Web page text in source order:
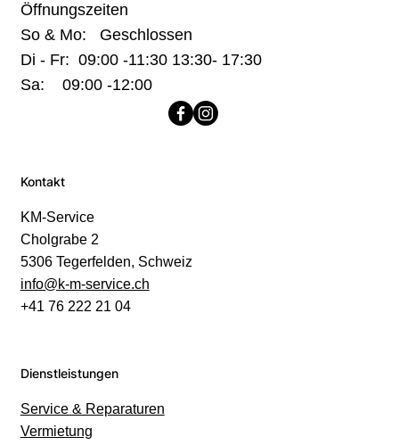
Öffnungszeiten
So & Mo: Geschlossen
Di - Fr: 09:00 -11:30 13:30- 17:30
Sa: 09:00 -12:00
Kontakt
KM-Service
Cholgrabe 2
5306 Tegerfelden, Schweiz
info@k-m-service.ch
+41 76 222 21 04
Dienstleistungen
Service & Reparaturen
Vermietung